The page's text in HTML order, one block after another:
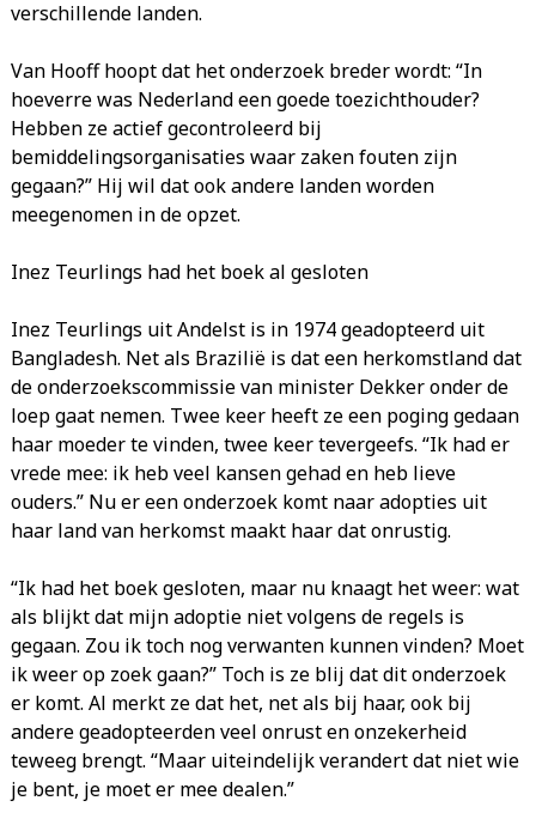
verschillende landen.
Van Hooff hoopt dat het onderzoek breder wordt: “In
hoeverre was Nederland een goede toezichthouder?
Hebben ze actief gecontroleerd bij
bemiddelingsorganisaties waar zaken fouten zijn
gegaan?” Hij wil dat ook andere landen worden
meegenomen in de opzet.
Inez Teurlings had het boek al gesloten
Inez Teurlings uit Andelst is in 1974 geadopteerd uit
Bangladesh. Net als Brazilië is dat een herkomstland dat
de onderzoekscommissie van minister Dekker onder de
loep gaat nemen. Twee keer heeft ze een poging gedaan
haar moeder te vinden, twee keer tevergeefs. “Ik had er
vrede mee: ik heb veel kansen gehad en heb lieve
ouders.” Nu er een onderzoek komt naar adopties uit
haar land van herkomst maakt haar dat onrustig.
“Ik had het boek gesloten, maar nu knaagt het weer: wat
als blijkt dat mijn adoptie niet volgens de regels is
gegaan. Zou ik toch nog verwanten kunnen vinden? Moet
ik weer op zoek gaan?” Toch is ze blij dat dit onderzoek
er komt. Al merkt ze dat het, net als bij haar, ook bij
andere geadopteerden veel onrust en onzekerheid
teweeg brengt. “Maar uiteindelijk verandert dat niet wie
je bent, je moet er mee dealen.”